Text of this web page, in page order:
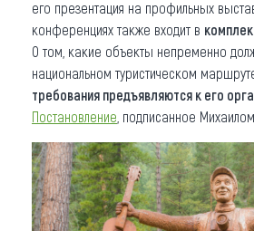
его презентация на профильных
конференциях также входит в
О том, какие объекты непременно
национальном туристическом
требования предъявляются к его
Постановление , подписанное